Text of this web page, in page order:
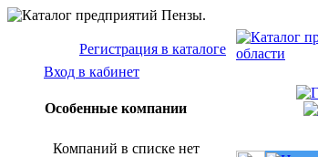
Регистрация в каталоге
Вход в кабинет
Особенные компании
Компаний в списке нет